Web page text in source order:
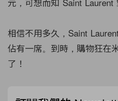
相信不用多久，Saint
佔有一席。到時，購物狂在
了！